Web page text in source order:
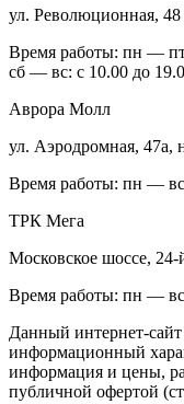
ул. Революционная, 48
Время работы: пн —
сб — вс: с 10.00 до
Аврора Молл
ул. Аэродромная, 47а,
Время работы: пн —
ТРК Мега
Московское шоссе, 24-
Время работы: пн —
Данный интернет-
информационный
информация и цены,
публичной офертой